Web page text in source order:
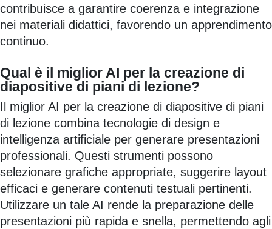
contribuisce a garantire coerenza e integrazione
nei materiali didattici, favorendo un apprendimento
continuo.
Qual è il miglior AI per la creazione di
diapositive di piani di lezione?
Il miglior AI per la creazione di diapositive di piani
di lezione combina tecnologie di design e
intelligenza artificiale per generare presentazioni
professionali. Questi strumenti possono
selezionare grafiche appropriate, suggerire layout
efficaci e generare contenuti testuali pertinenti.
Utilizzare un tale AI rende la preparazione delle
presentazioni più rapida e snella, permettendo agli